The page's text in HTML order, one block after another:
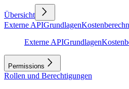
Übersicht
Externe APIGrundlagen
Externe APIGrundlagen
Permissions
Rollen und Berechtigungen